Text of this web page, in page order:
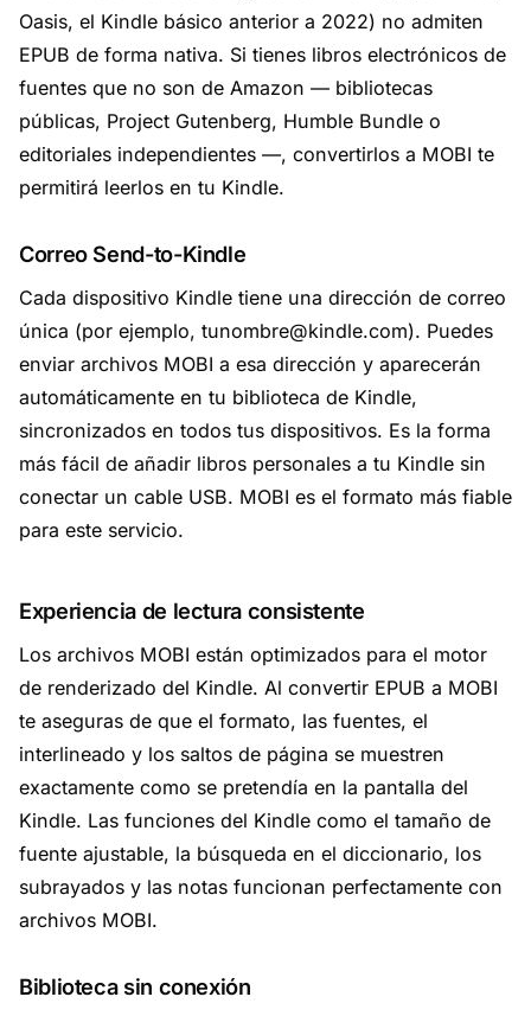
Oasis, el Kindle básico anterior a 2022) no admiten
EPUB de forma nativa. Si tienes libros electrónicos de
fuentes que no son de Amazon — bibliotecas
públicas, Project Gutenberg, Humble Bundle o
editoriales independientes —, convertirlos a MOBI te
permitirá leerlos en tu Kindle.
Correo Send-to-Kindle
Cada dispositivo Kindle tiene una dirección de correo
única (por ejemplo, tunombre@kindle.com). Puedes
enviar archivos MOBI a esa dirección y aparecerán
automáticamente en tu biblioteca de Kindle,
sincronizados en todos tus dispositivos. Es la forma
más fácil de añadir libros personales a tu Kindle sin
conectar un cable USB. MOBI es el formato más fiable
para este servicio.
Experiencia de lectura consistente
Los archivos MOBI están optimizados para el motor
de renderizado del Kindle. Al convertir EPUB a MOBI
te aseguras de que el formato, las fuentes, el
interlineado y los saltos de página se muestren
exactamente como se pretendía en la pantalla del
Kindle. Las funciones del Kindle como el tamaño de
fuente ajustable, la búsqueda en el diccionario, los
subrayados y las notas funcionan perfectamente con
archivos MOBI.
Biblioteca sin conexión